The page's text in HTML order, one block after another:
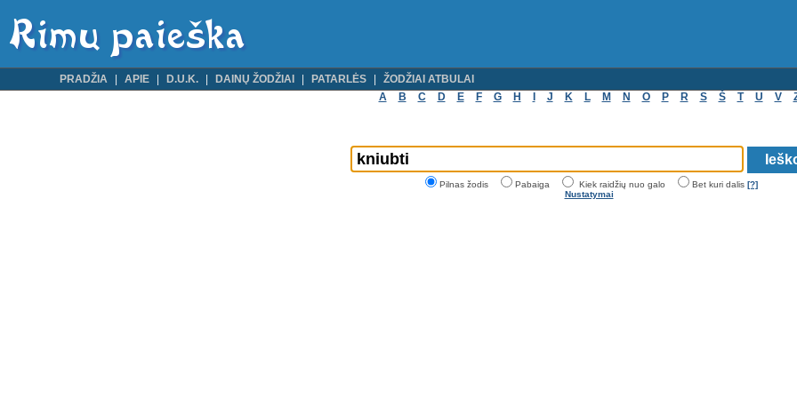
PRADŽIA APIE D.U.K. DAINŲ ŽODŽIAI PATARLĖS
ŽODŽIAI ATBULAI
A
B C D E F G H J K L M N O P R S Š T U V
Pilnas žodis Pabaiga Kiek raidžių nuo galo Bet kuri dalis [?]
Nustatymai